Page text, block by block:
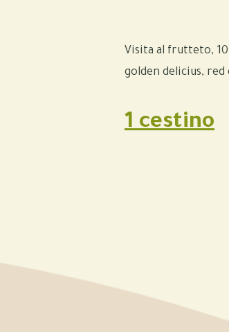
Visita al frutteto,
golden delicius,
1 cestino